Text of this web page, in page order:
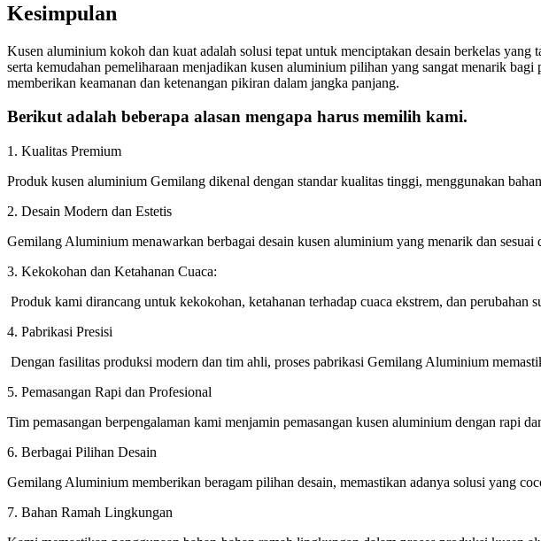
Kesimpulan
Kusen aluminium kokoh dan kuat adalah solusi tepat untuk menciptakan desain berkelas
serta kemudahan pemeliharaan menjadikan kusen aluminium pilihan yang sangat menarik
memberikan keamanan dan ketenangan pikiran dalam jangka panjang.
Berikut adalah beberapa alasan mengapa harus memilih kami.
1. Kualitas Premium
Produk kusen aluminium Gemilang dikenal dengan standar kualitas tinggi, menggunakan
2. Desain Modern dan Estetis
Gemilang Aluminium menawarkan berbagai desain kusen aluminium yang menarik dan sesuai
3. Kekokohan dan Ketahanan Cuaca:
Produk kami dirancang untuk kekokohan, ketahanan terhadap cuaca ekstrem, dan
4. Pabrikasi Presisi
Dengan fasilitas produksi modern dan tim ahli, proses pabrikasi Gemilang Aluminium
5. Pemasangan Rapi dan Profesional
Tim pemasangan berpengalaman kami menjamin pemasangan kusen aluminium dengan rapi
6. Berbagai Pilihan Desain
Gemilang Aluminium memberikan beragam pilihan desain, memastikan adanya solusi yang
7. Bahan Ramah Lingkungan